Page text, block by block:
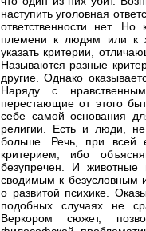
наступить уголовная
ответственности нет. Но
племени к людям или к
указать критерии,
Называются разные
другие. Однако
Наряду с
перестающие от этого
себе самой основания
религии. Есть и люди,
больше. Речь, при всей
критерием, ибо
безупречен. И животные
сводимым к безусловным
о развитой психике.
подобных случаях не
Веркором сюжет,